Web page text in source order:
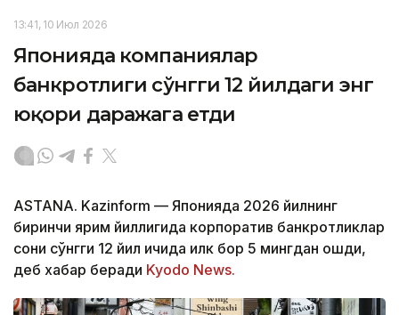
13:41, 10 Июл 2026
Японияда компаниялар
банкротлиги сўнгги 12 йилдаги энг
юқори даражага етди
ASTANA. Kazinform — Японияда 2026 йилнинг
биринчи ярим йиллигида корпоратив банкротликлар
сони сўнгги 12 йил ичида илк бор 5 мингдан ошди,
деб хабар беради Kyodo News.